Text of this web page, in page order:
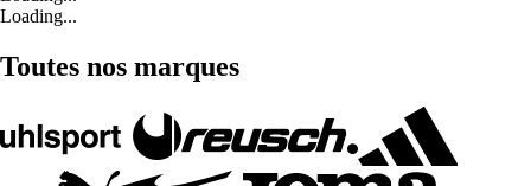
Loading...
Toutes nos marques